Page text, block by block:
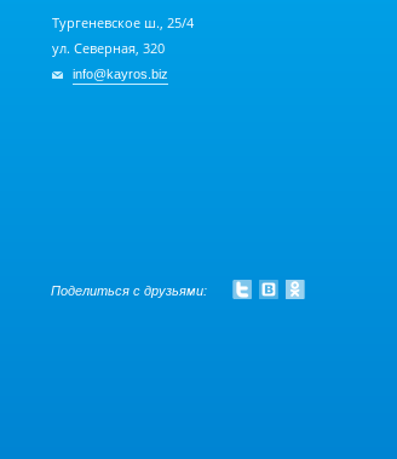
Тургеневское ш., 25/4
ул. Северная, 320
info@kayros.biz
Поделиться с друзьями: